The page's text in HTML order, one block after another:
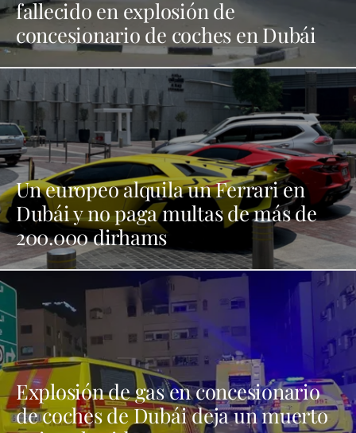
fallecido en explosión de
concesionario de coches en Dubái
Un europeo alquila un Ferrari en
Dubái y no paga multas de más de
200.000 dirhams
Explosión de gas en concesionario
de coches de Dubái deja un muerto